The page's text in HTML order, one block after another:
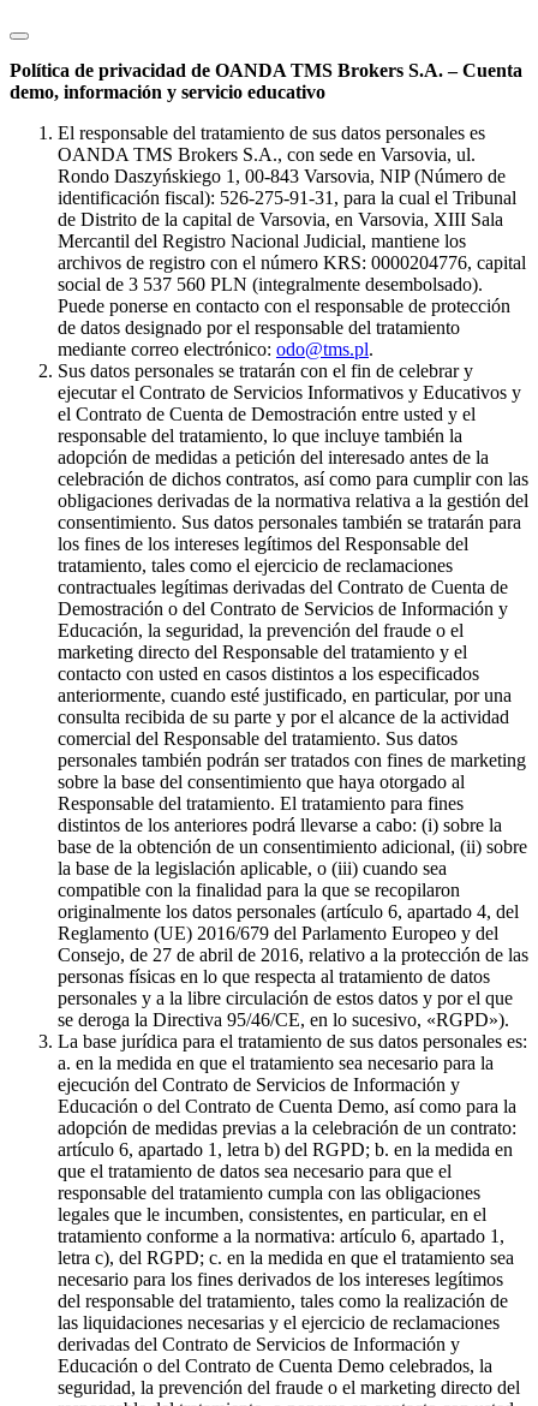
Política de privacidad de OANDA TMS Brokers S.A. – Cuenta
demo, información y servicio educativo
El responsable del tratamiento de sus datos personales es
OANDA TMS Brokers S.A., con sede en Varsovia, ul.
Rondo Daszyńskiego 1, 00-843 Varsovia, NIP (Número de
identificación fiscal): 526-275-91-31, para la cual el Tribunal
de Distrito de la capital de Varsovia, en Varsovia, XIII Sala
Mercantil del Registro Nacional Judicial, mantiene los
archivos de registro con el número KRS: 0000204776, capital
social de 3 537 560 PLN (integralmente desembolsado).
Puede ponerse en contacto con el responsable de protección
de datos designado por el responsable del tratamiento
mediante correo electrónico: odo@tms.pl.
Sus datos personales se tratarán con el fin de celebrar y
ejecutar el Contrato de Servicios Informativos y Educativos y
el Contrato de Cuenta de Demostración entre usted y el
responsable del tratamiento, lo que incluye también la
adopción de medidas a petición del interesado antes de la
celebración de dichos contratos, así como para cumplir con las
obligaciones derivadas de la normativa relativa a la gestión del
consentimiento. Sus datos personales también se tratarán para
los fines de los intereses legítimos del Responsable del
tratamiento, tales como el ejercicio de reclamaciones
contractuales legítimas derivadas del Contrato de Cuenta de
Demostración o del Contrato de Servicios de Información y
Educación, la seguridad, la prevención del fraude o el
marketing directo del Responsable del tratamiento y el
contacto con usted en casos distintos a los especificados
anteriormente, cuando esté justificado, en particular, por una
consulta recibida de su parte y por el alcance de la actividad
comercial del Responsable del tratamiento. Sus datos
personales también podrán ser tratados con fines de marketing
sobre la base del consentimiento que haya otorgado al
Responsable del tratamiento. El tratamiento para fines
distintos de los anteriores podrá llevarse a cabo: (i) sobre la
base de la obtención de un consentimiento adicional, (ii) sobre
la base de la legislación aplicable, o (iii) cuando sea
compatible con la finalidad para la que se recopilaron
originalmente los datos personales (artículo 6, apartado 4, del
Reglamento (UE) 2016/679 del Parlamento Europeo y del
Consejo, de 27 de abril de 2016, relativo a la protección de las
personas físicas en lo que respecta al tratamiento de datos
personales y a la libre circulación de estos datos y por el que
se deroga la Directiva 95/46/CE, en lo sucesivo, «RGPD»).
La base jurídica para el tratamiento de sus datos personales es:
a. en la medida en que el tratamiento sea necesario para la
ejecución del Contrato de Servicios de Información y
Educación o del Contrato de Cuenta Demo, así como para la
adopción de medidas previas a la celebración de un contrato:
artículo 6, apartado 1, letra b) del RGPD; b. en la medida en
que el tratamiento de datos sea necesario para que el
responsable del tratamiento cumpla con las obligaciones
legales que le incumben, consistentes, en particular, en el
tratamiento conforme a la normativa: artículo 6, apartado 1,
letra c), del RGPD; c. en la medida en que el tratamiento sea
necesario para los fines derivados de los intereses legítimos
del responsable del tratamiento, tales como la realización de
las liquidaciones necesarias y el ejercicio de reclamaciones
derivadas del Contrato de Servicios de Información y
Educación o del Contrato de Cuenta Demo celebrados, la
seguridad, la prevención del fraude o el marketing directo del